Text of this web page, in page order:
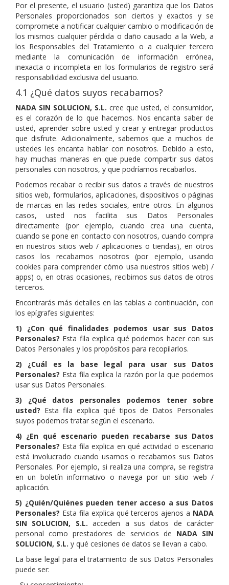
Por el presente, el usuario (usted) garantiza que los Datos
Personales proporcionados son ciertos y exactos y se
compromete a notificar cualquier cambio o modificación de
los mismos cualquier pérdida o daño causado a la Web, a
los Responsables del Tratamiento o a cualquier tercero
mediante la comunicación de información errónea,
inexacta o incompleta en los formularios de registro será
responsabilidad exclusiva del usuario.
4.1 ¿Qué datos suyos recabamos?
NADA SIN SOLUCION, S.L. cree que usted, el consumidor,
es el corazón de lo que hacemos. Nos encanta saber de
usted, aprender sobre usted y crear y entregar productos
que disfrute. Adicionalmente, sabemos que a muchos de
ustedes les encanta hablar con nosotros. Debido a esto,
hay muchas maneras en que puede compartir sus datos
personales con nosotros, y que podríamos recabarlos.
Podemos recabar o recibir sus datos a través de nuestros
sitios web, formularios, aplicaciones, dispositivos o páginas
de marcas en las redes sociales, entre otros. En algunos
casos, usted nos facilita sus Datos Personales
directamente (por ejemplo, cuando crea una cuenta,
cuando se pone en contacto con nosotros, cuando compra
en nuestros sitios web / aplicaciones o tiendas), en otros
casos los recabamos nosotros (por ejemplo, usando
cookies para comprender cómo usa nuestros sitios web) /
apps) o, en otras ocasiones, recibimos sus datos de otros
terceros.
Encontrarás más detalles en las tablas a continuación, con
los epígrafes siguientes:
1) ¿Con qué finalidades podemos usar sus Datos
Personales? Esta fila explica qué podemos hacer con sus
Datos Personales y los propósitos para recopilarlos.
2) ¿Cuál es la base legal para usar sus Datos
Personales? Esta fila explica la razón por la que podemos
usar sus Datos Personales.
3) ¿Qué datos personales podemos tener sobre
usted? Esta fila explica qué tipos de Datos Personales
suyos podemos tratar según el escenario.
4) ¿En qué escenario pueden recabarse sus Datos
Personales? Esta fila explica en qué actividad o escenario
está involucrado cuando usamos o recabamos sus Datos
Personales. Por ejemplo, si realiza una compra, se registra
en un boletín informativo o navega por un sitio web /
aplicación.
5) ¿Quién/Quiénes pueden tener acceso a sus Datos
Personales? Esta fila explica qué terceros ajenos a NADA
SIN SOLUCION, S.L. acceden a sus datos de carácter
personal como prestadores de servicios de NADA SIN
SOLUCION, S.L. y qué cesiones de datos se llevan a cabo.
La base legal para el tratamiento de sus Datos Personales
puede ser: